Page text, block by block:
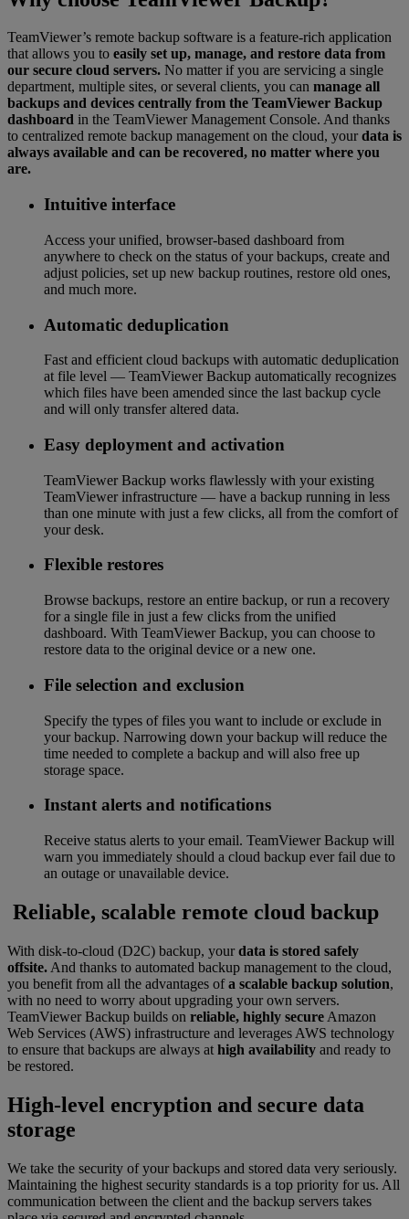
TeamViewer’s remote backup software is a feature-rich application
that allows you to easily set up, manage, and restore data from
our secure cloud servers. No matter if you are servicing a single
department, multiple sites, or several clients, you can manage all
backups and devices centrally from the TeamViewer Backup
dashboard in the TeamViewer Management Console. And thanks
to centralized remote backup management on the cloud, yourdata is
always available and can be recovered, no matter where you
are.
Intuitive interface
Access your unified, browser-based dashboard from
anywhere to check on the status of your backups, create and
adjust policies, set up new backup routines, restore old ones,
and much more.
Automatic deduplication
Fast and efficient cloud backups with automatic deduplication
at file level — TeamViewer Backup automatically recognizes
which files have been amended since the last backup cycle
and will only transfer altered data.
Easy deployment and activation
TeamViewer Backup works flawlessly with your existing
TeamViewer infrastructure — have a backup running in less
than one minute with just a few clicks, all from the comfort of
your desk.
Flexible restores
Browse backups, restore an entire backup, or run a recovery
for a single file in just a few clicks from the unified
dashboard. With TeamViewer Backup, you can choose to
restore data to the original device or a new one.
File selection and exclusion
Specify the types of files you want to include or exclude in
your backup. Narrowing down your backup will reduce the
time needed to complete a backup and will also free up
storage space.
Instant alerts and notifications
Receive status alerts to your email. TeamViewer Backup will
warn you immediately should a cloud backup ever fail due to
an outage or unavailable device.
Reliable, scalable remote cloud backup
With disk-to-cloud (D2C) backup, yourdata is stored safely
offsite. And thanks to automated backup management to the cloud,
you benefit from all the advantages ofa scalable backup solution,
with no need to worry about upgrading your own servers.
TeamViewer Backup builds on reliable, highly secure Amazon
Web Services (AWS) infrastructure and leverages AWS technology
to ensure that backups are always at high availability and ready to
be restored.
High-level encryption and secure data
storage
We take the security of your backups and stored data very seriously.
Maintaining the highest security standards is a top priority for us. All
communication between the client and the backup servers takes